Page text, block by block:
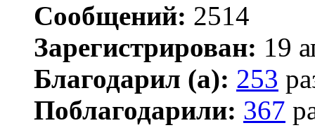
Сообщений: 2514
Зарегистрирован: 19
Благодарил (а): 253
Поблагодарили: 367